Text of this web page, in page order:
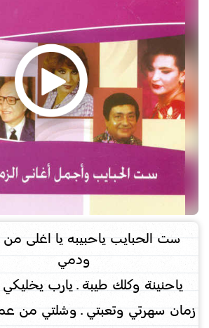
ست الحبايب ياحبيبه يا اغلى
ودمي
ياحنينة وكلك طيبة ـ يارب يخليكي
زمان سهرتي وتعبتي ـ وشلتي من